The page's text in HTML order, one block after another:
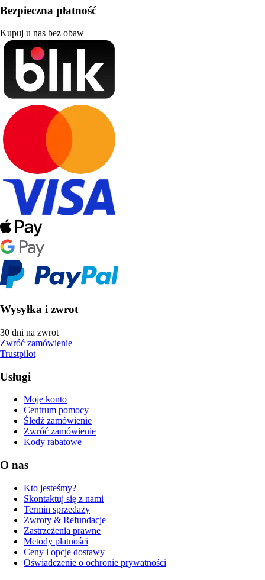
Bezpieczna płatność
Kupuj u nas bez obaw
Wysyłka i zwrot
30 dni na zwrot
Zwróć zamówienie
Trustpilot
Usługi
Moje konto
Centrum pomocy
Śledź zamówienie
Zwróć zamówienie
Kody rabatowe
O nas
Kto jesteśmy?
Skontaktuj się z nami
Termin sprzedaży
Zwroty & Refundacje
Zastrzeżenia prawne
Metody płatności
Ceny i opcje dostawy
Oświadczenie o ochronie prywatności